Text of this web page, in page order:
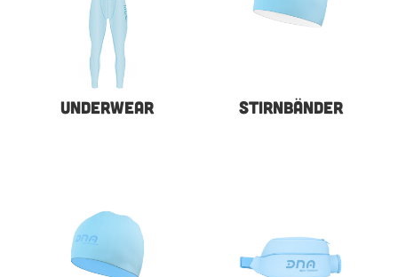
UNDERWEAR STIRNBÄNDER